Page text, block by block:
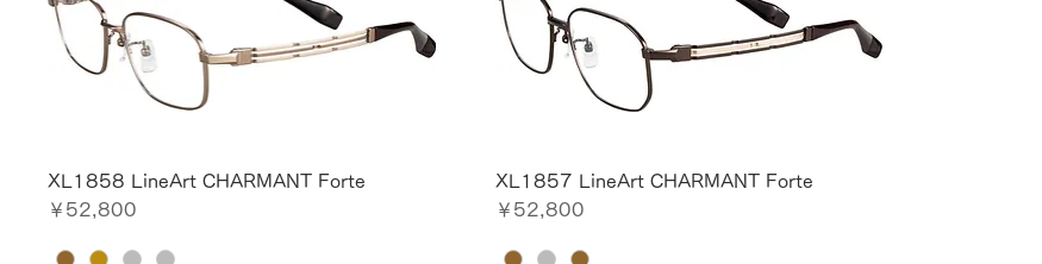
XL1858 LineArt CHARMANT Forte
価格
￥52,800
XL1857 LineArt CHARMANT Forte
価格
￥52,800